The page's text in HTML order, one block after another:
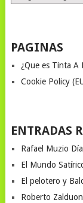
PAGINAS
¿Que es Tinta A
Cookie Policy
ENTRADAS
Rafael Muzio
El Mundo
El pelotero y
Roberto